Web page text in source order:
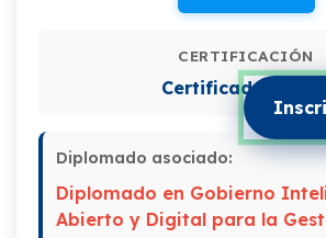
II. Aplicaciones, Ventajas y
Gobierno Electrónico
III. Aplicaciones, Ventajas y
del Gobierno Electrónico
IV. Estrategias y
del E-gobierno.
CERTIFICACIÓN
Certificado digital
Diplomado asociado:
Diplomado en Gobierno
Abierto y Digital para la